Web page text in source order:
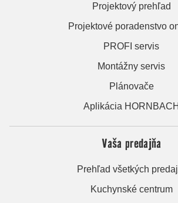
Projektový prehľad
Projektové poradenstvo
PROFI servis
Montážny servis
Plánovače
Aplikácia HORNBACH
Vaša predajňa
Prehľad všetkých
Kuchynské centrum